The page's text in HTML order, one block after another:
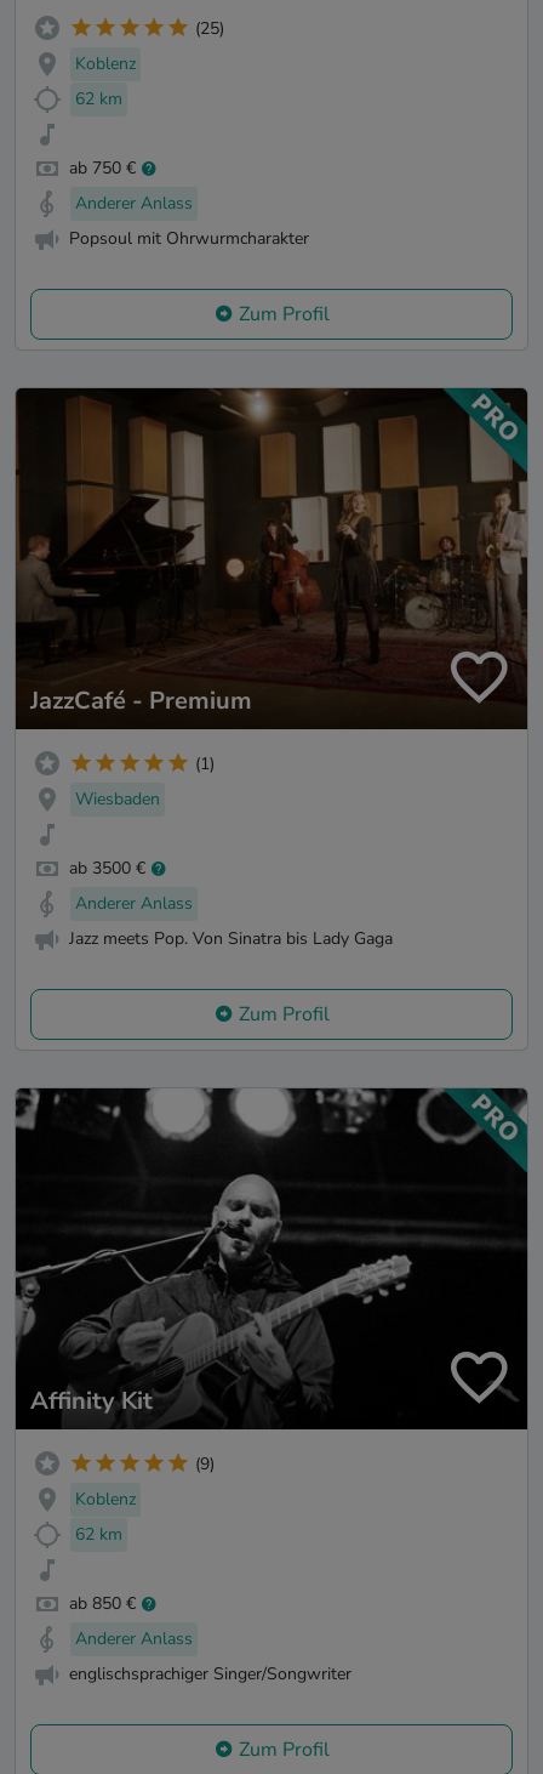
(25)
Koblenz
62 km
ab 750 €
Anderer Anlass
Popsoul mit Ohrwurmcharakter
Zum Profil
JazzCafé - Premium
(1)
Wiesbaden
ab 3500 €
Anderer Anlass
Jazz meets Pop. Von Sinatra bis Lady Gaga
Zum Profil
Affinity Kit
(9)
Koblenz
62 km
ab 850 €
Anderer Anlass
englischsprachiger Singer/Songwriter
Zum Profil